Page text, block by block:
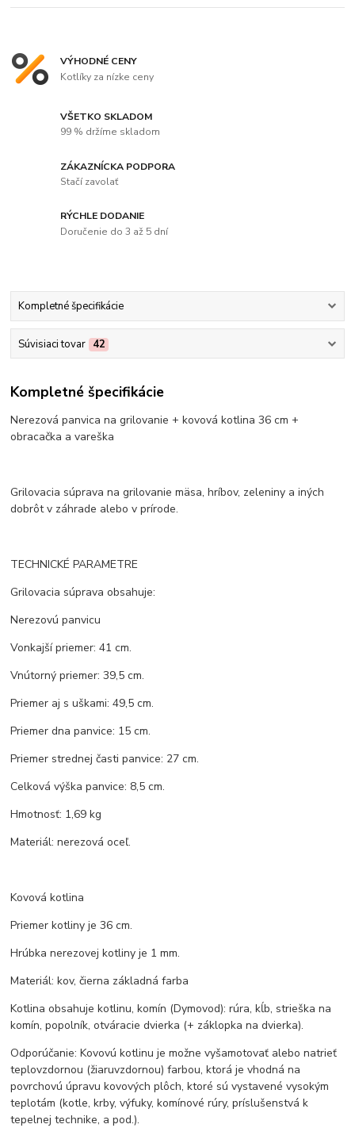
VÝHODNÉ CENY
Kotlíky za nízke ceny
VŠETKO SKLADOM
99 % držíme skladom
ZÁKAZNÍCKA PODPORA
Stačí zavolať
RÝCHLE DODANIE
Doručenie do 3 až 5 dní
Kompletné špecifikácie
Súvisiaci tovar 42
Kompletné špecifikácie
Nerezová panvica na grilovanie + kovová kotlina 36 cm +
obracačka a vareška
Grilovacia súprava na grilovanie mäsa, hríbov, zeleniny a iných
dobrôt v záhrade alebo v prírode.
TECHNICKÉ PARAMETRE
Grilovacia súprava obsahuje:
Nerezovú panvicu
Vonkajší priemer: 41 cm.
Vnútorný priemer: 39,5 cm.
Priemer aj s uškami: 49,5 cm.
Priemer dna panvice: 15 cm.
Priemer strednej časti panvice: 27 cm.
Celková výška panvice: 8,5 cm.
Hmotnosť: 1,69 kg
Materiál: nerezová oceľ.
Kovová kotlina
Priemer kotliny je 36 cm.
Hrúbka nerezovej kotliny je 1 mm.
Materiál: kov, čierna základná farba
Kotlina obsahuje kotlinu, komín (Dymovod): rúra, kĺb, strieška na
komín, popolník, otváracie dvierka (+ záklopka na dvierka).
Odporúčanie: Kovovú kotlinu je možne vyšamotovať alebo natrieť
teplovzdornou (žiaruvzdornou) farbou, ktorá je vhodná na
povrchovú úpravu kovových plôch, ktoré sú vystavené vysokým
teplotám (kotle, krby, výfuky, komínové rúry, príslušenstvá k
tepelnej technike, a pod.).